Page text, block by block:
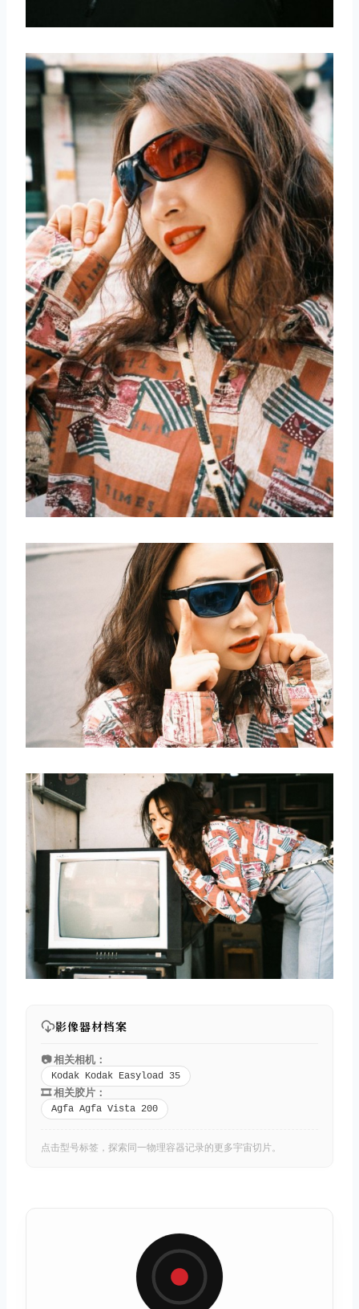
影像器材档案
📷 相关相机：
Kodak Kodak Easyload 35
🎞️ 相关胶片：
Agfa Agfa Vista 200
点击型号标签，探索同一物理容器记录的更多宇宙切片。
取消 搜索